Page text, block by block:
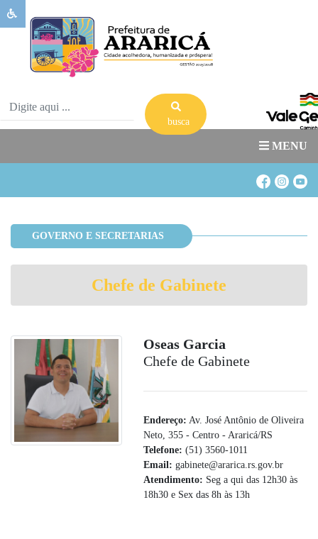
busca
MENU
Sobre
Ararica
Governo
Publicações
Transparência
Oportunidades
Acesso
a
GOVERNO E SECRETARIAS
Chefe de Gabinete
Oseas Garcia
Chefe de Gabinete
Endereço: Av. José Antônio de Oliveira
Neto, 355 - Centro - Araricá/RS
Telefone: (51) 3560-1011
Email: gabinete@ararica.rs.gov.br
Atendimento: Seg a qui das 12h30 às
18h30 e Sex das 8h às 13h